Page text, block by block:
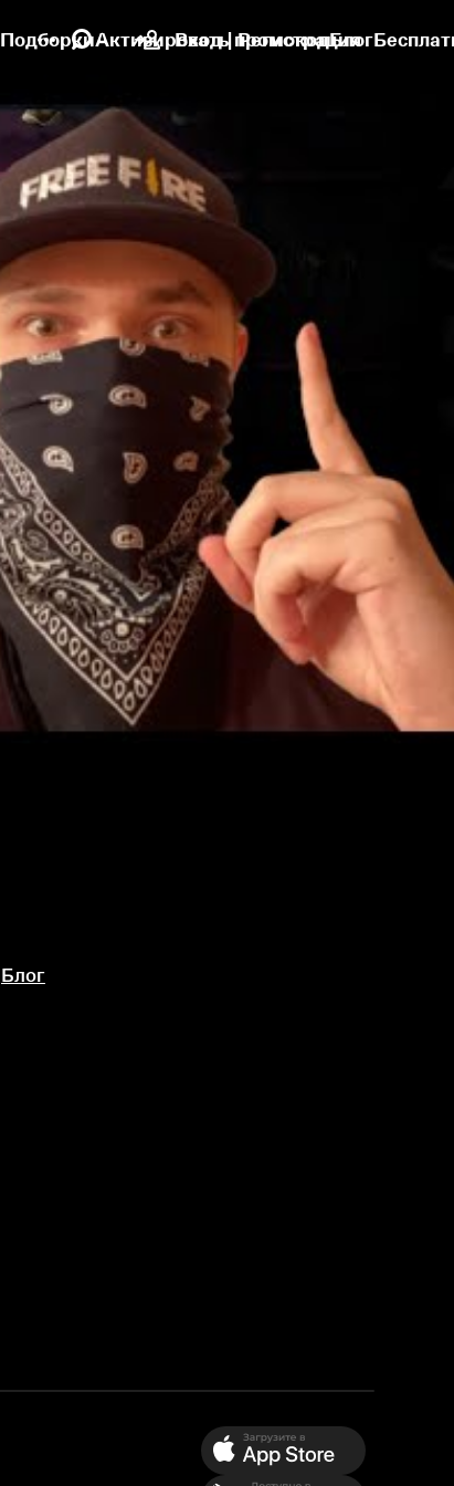
ПодборкиАктивировать промокодБлог
Вход | Регистрация
Блог